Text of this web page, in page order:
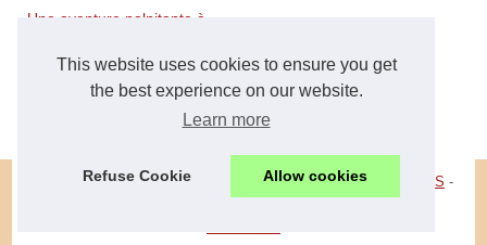
This website uses cookies to ensure you get
the best experience on our website.
Learn more
Refuse Cookie Allow cookies
Une aventure palpitante à...
Les vacances inoubliables à...
Partez à la découverte de...
Tourisme34.com- Liste votre site- Cookies Policy RSS -